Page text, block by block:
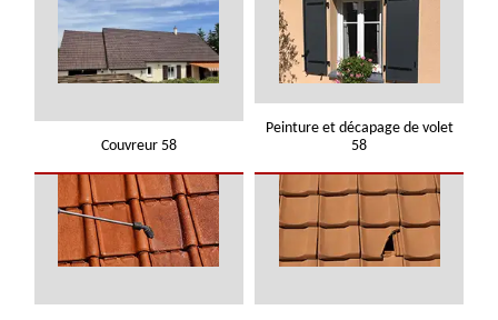
Couvreur 58
Peinture et décapage de volet
58